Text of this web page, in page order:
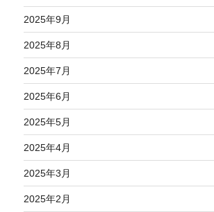
2025年9月
2025年8月
2025年7月
2025年6月
2025年5月
2025年4月
2025年3月
2025年2月